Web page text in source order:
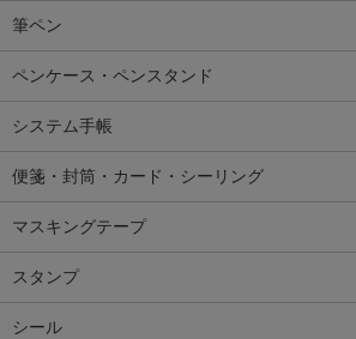
筆ペン
ペンケース・ペンスタンド
システム手帳
便箋・封筒・カード・シーリング
マスキングテープ
スタンプ
シール